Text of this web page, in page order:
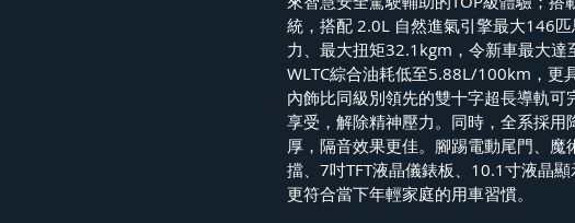
統，搭配 2.0L 自然進氣引擎最大146
力、最大扭矩32.1kgm，令新車最大達
WLTC綜合油耗低至5.88L/100km，更
內飾比同級別領先的雙十字超長導軌
享受，解除精神壓力。同時，全系採
厚，隔音效果更佳。腳踢電動尾門、
擋、7吋TFT液晶儀錶板、10.1寸液晶
更符合當下年輕家庭的用車習慣。